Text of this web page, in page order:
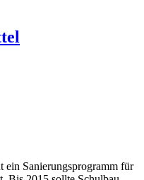
ein Sanierungsprogramm für